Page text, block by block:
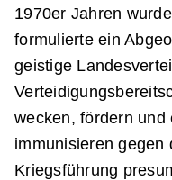
1970er Jahren
formulierte ein
geistige
wecken, fördern und
immunisieren gegen
Kriegsführung